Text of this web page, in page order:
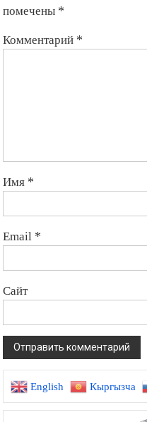
помечены *
Комментарий *
Имя *
Email *
Сайт
English Кыргызча